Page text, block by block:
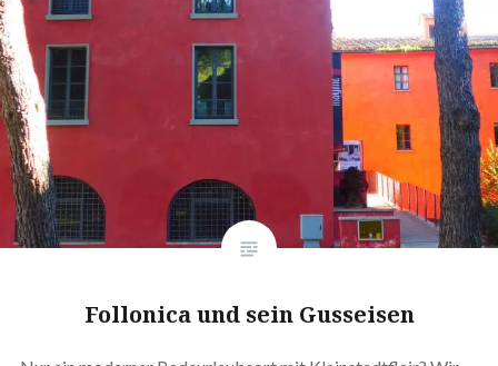
Follonica und sein Gusseisen